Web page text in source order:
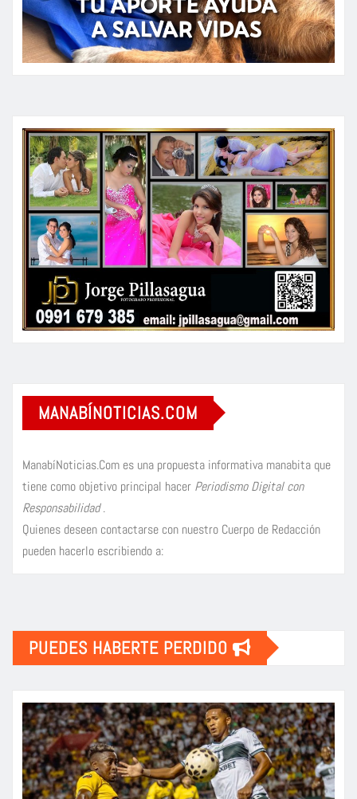
MANABÍNOTICIAS.COM
ManabíNoticias.Com es una propuesta informativa manabita que
tiene como objetivo principal hacer Periodismo Digital con
Responsabilidad.
Quienes deseen contactarse con nuestro Cuerpo de Redacción
pueden hacerlo escribiendo a:
PUEDES HABERTE PERDIDO